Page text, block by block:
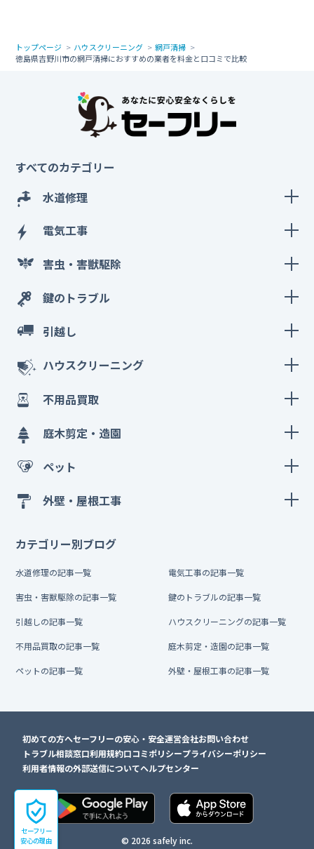
トップページ ハウスクリーニング
網戸清掃
徳島県吉野川市の網戸清掃におすすめの業者を料金と口コミで比較
セーフリー
安心の理由
すべてのカテゴリー
水道修理
電気工事
害虫・害獣駆除
鍵のトラブル
引越し
ハウスクリーニング
不用品買取
庭木剪定・造園
ペット
外壁・屋根工事
カテゴリー別ブログ
水道修理の記事一覧 電気工事の記事一覧
害虫・害獣駆除の記事一覧 鍵のトラブルの記事一覧
引越しの記事一覧 ハウスクリーニングの記事一覧
不用品買取の記事一覧 庭木剪定・造園の記事一覧
ペットの記事一覧 外壁・屋根工事の記事一覧
初めての方へセーフリーの安心・安全運営会社お問い合わせ
トラブル相談窓口利用規約口コミポリシープライバシーポリシー
利用者情報の外部送信についてヘルプセンター
© 2026 safely inc.